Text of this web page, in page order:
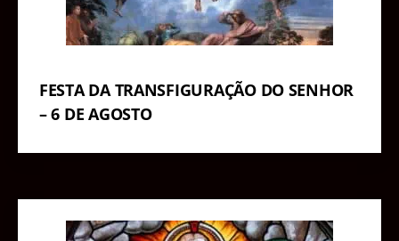
FESTA DA TRANSFIGURAÇÃO DO SENHOR
– 6 DE AGOSTO